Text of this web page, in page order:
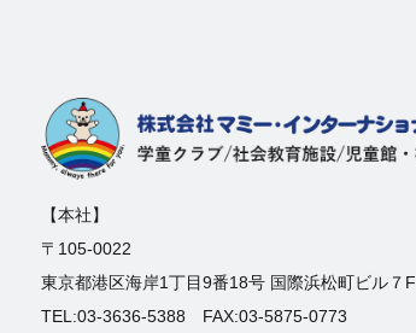
【本社】
〒105-0022
東京都港区海岸1丁目9番18号 国際浜松町ビル７F
TEL:03-3636-5388 FAX:03-5875-0773